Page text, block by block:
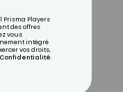
Prisma Players
des offres
vous
intégré
vos droits,
.